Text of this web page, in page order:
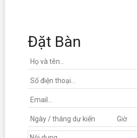
Đặt Bàn